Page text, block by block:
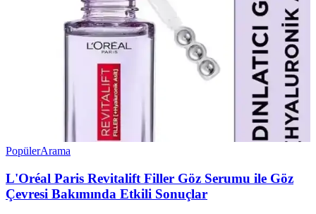
PopülerArama
L'Oréal Paris Revitalift Filler Göz Serumu ile Göz
Çevresi Bakımında Etkili Sonuçlar